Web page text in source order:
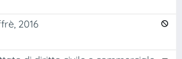
2016